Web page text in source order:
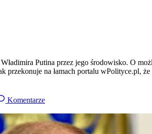
Putina przez jego środowisko. O
przekonuje na łamach portalu wPolityce.pl, że
Komentarze